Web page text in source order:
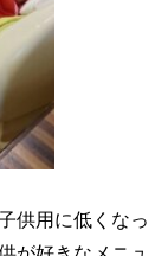
供用に低くなっ